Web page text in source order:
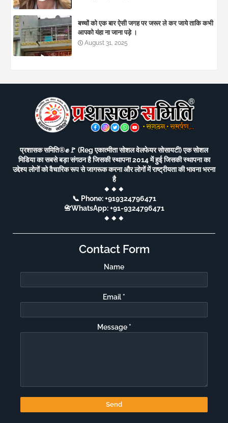
बच्चों को एक बार ऐसी जगह पर जरूर ले कर जाये ताकि कभी
आपको यंहा ना जाना पड़े ।
August 31, 2025
प्रशासक समिति®️✊🚩 (Reg एकात्मीता सोशल वेलफेयर सोसायटी) एक सोशल
मिडिया का सबसे बड़ा संगठन है जिसकी स्थापना 2014 में हुई जिसकी स्थापना का
उद्देश्य लोगों को वैचारिक रूप से जागरूक करना और लोगों में राष्ट्रीयता की भावना भरना
है
🔸🔸🔸
📞 Phone: +919324796471
📇WhatsApp: +91-9324796471
🔸🔸🔸
Contact Form
Name
Email *
Message *